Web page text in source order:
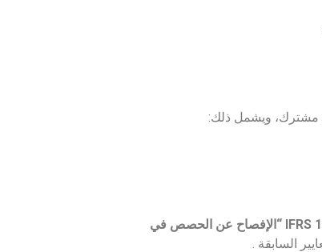
IFRS 12 “الإفصاح عن الحصص في